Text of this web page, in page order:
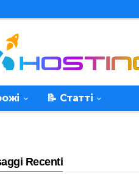
📝 Статті
Recenti